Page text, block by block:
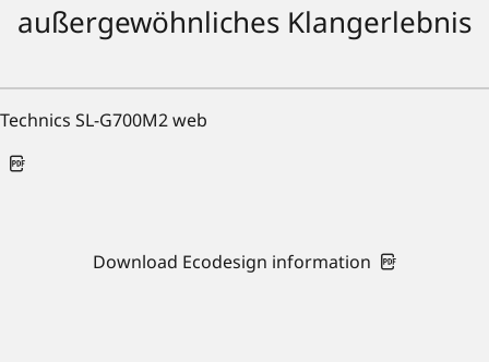
außergewöhnliches Klangerlebnis
Technics SL-G700M2 web
Download Ecodesign information